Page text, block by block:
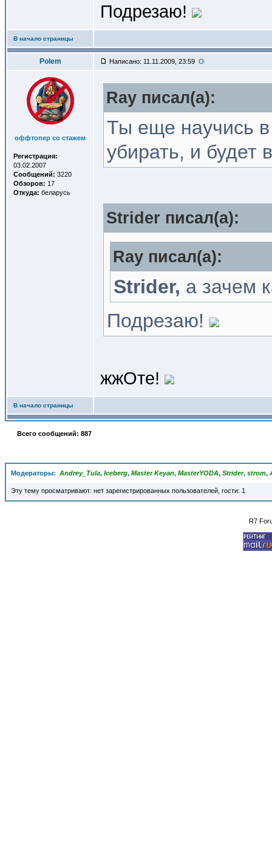
Подрезаю!
В начало страницы
Polem Написано: 11.11.2009, 23:59
оффтопер со стажем
Регистрация:
03.02.2007
Сообщений: 3220
Обзоров: 17
Откуда: беларусь
Ray писал(a):
Ты еще научись
убирать, и
Strider писал(a):
Ray писал(a):
Strider, а зачем
Подрезаю!
жжОте!
В начало страницы
Всего сообщений: 887
Модераторы: Andrey_Tula, Iceberg, Master Keyan, MasterYODA, Strider, strom,
Эту тему просматривают: нет зарегистрированных пользователей, гости: 1
R7